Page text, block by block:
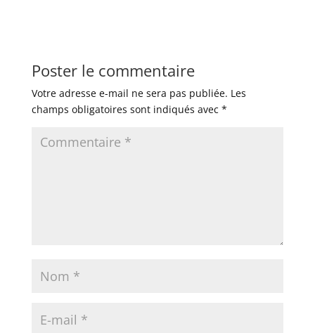
Poster le commentaire
Votre adresse e-mail ne sera pas publiée. Les
champs obligatoires sont indiqués avec *